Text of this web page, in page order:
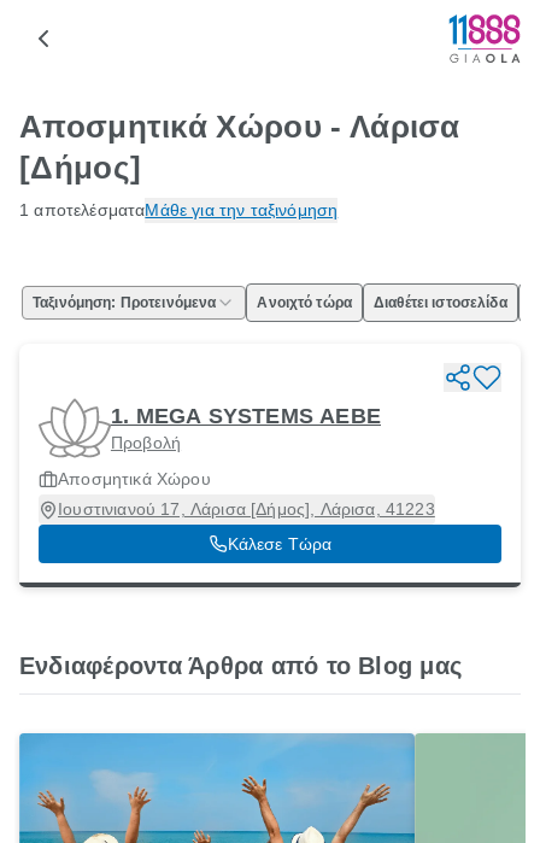
Αποσμητικά Χώρου - Λάρισα
[Δήμος]
1 αποτελέσματαΜάθε για την ταξινόμηση
Ταξινόμηση: Προτεινόμενα Ανοιχτό τώρα Διαθέτει ιστοσελίδα
1. MEGA SYSTEMS AEBE
Προβολή
Αποσμητικά Χώρου
Ιουστινιανού 17, Λάρισα [Δήμος], Λάρισα, 41223
Κάλεσε Τώρα
Ενδιαφέροντα Άρθρα από το Blog μας